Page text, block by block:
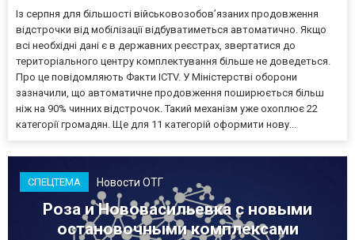
Із серпня для більшості військовозобов’язаних продовження
відстрочки від мобілізації відбуватиметься автоматично. Якщо
всі необхідні дані є в державних реєстрах, звертатися до
територіального центру комплектування більше не доведеться.
Про це повідомляють Факти ICTV. У Міністерстві оборони
зазначили, що автоматичне продовження поширюється більш
ніж на 90% чинних відстрочок. Такий механізм уже охоплює 22
категорії громадян. Ще для 11 категорій оформити нову...
СПЕЦТЕМА Новости ОТГ
Роза и Нововасильевка с новыми
остановочными комплексами